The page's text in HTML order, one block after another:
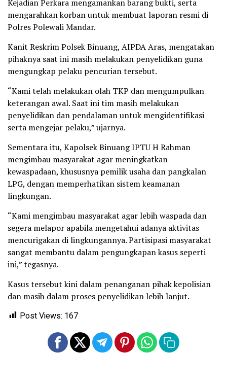
Kejadian Perkara mengamankan barang bukti, serta
mengarahkan korban untuk membuat laporan resmi di
Polres Polewali Mandar.
Kanit Reskrim Polsek Binuang, AIPDA Aras, mengatakan
pihaknya saat ini masih melakukan penyelidikan guna
mengungkap pelaku pencurian tersebut.
“Kami telah melakukan olah TKP dan mengumpulkan
keterangan awal. Saat ini tim masih melakukan
penyelidikan dan pendalaman untuk mengidentifikasi
serta mengejar pelaku,” ujarnya.
Sementara itu, Kapolsek Binuang IPTU H Rahman
mengimbau masyarakat agar meningkatkan
kewaspadaan, khususnya pemilik usaha dan pangkalan
LPG, dengan memperhatikan sistem keamanan
lingkungan.
“Kami mengimbau masyarakat agar lebih waspada dan
segera melapor apabila mengetahui adanya aktivitas
mencurigakan di lingkungannya. Partisipasi masyarakat
sangat membantu dalam pengungkapan kasus seperti
ini,” tegasnya.
Kasus tersebut kini dalam penanganan pihak kepolisian
dan masih dalam proses penyelidikan lebih lanjut.
Post Views: 167